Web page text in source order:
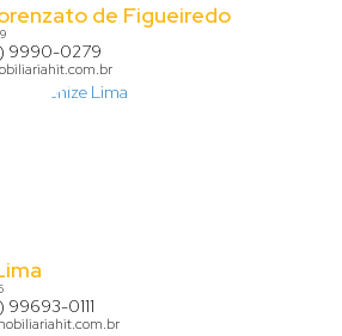
de Figueiredo
9990-0279
0111